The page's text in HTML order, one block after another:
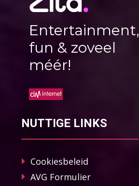
Entertainment,
fun & zoveel
méér!
NUTTIGE LINKS
Cookiesbeleid
AVG Formulier